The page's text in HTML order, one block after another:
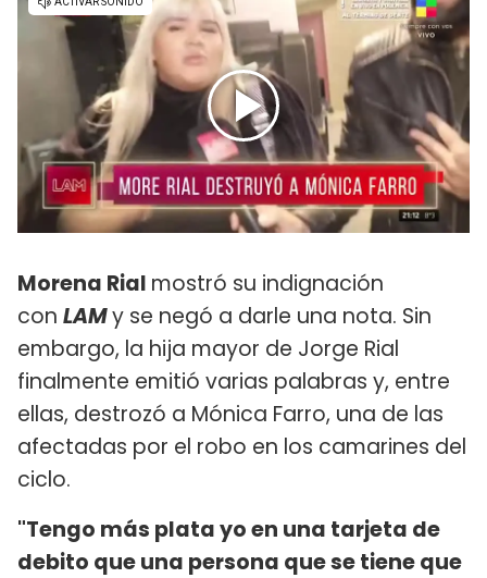
Morena Rial mostró su indignación
con LAMy se negó a darle una nota. Sin
embargo, la hija mayor de Jorge Rial
finalmente emitió varias palabras y, entre
ellas, destrozó a Mónica Farro, una de las
afectadas por el robo en los camarines del
ciclo.
"Tengo más plata yo en una tarjeta de
debito que una persona que se tiene que